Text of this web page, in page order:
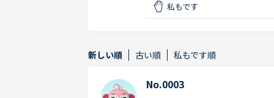
私もです
新しい順 古い順 私もです順
No.0003